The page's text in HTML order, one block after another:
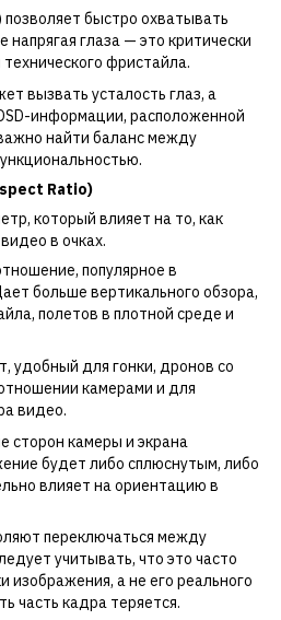
быстро охватывать
напрягая глаза — это критически
фристайла.
вызвать усталость глаз, а
информации, расположенной
найти баланс между
Ratio)
который влияет на то, как
в очках.
популярное в
больше вертикального обзора,
полетов в плотной среде и
удобный для гонки, дронов со
камерами и для
видео.
сторон камеры и экрана
будет либо сплюснутым, либо
влияет на ориентацию в
переключаться между
учитывать, что это часто
изображения, а не его реального
часть кадра теряется.